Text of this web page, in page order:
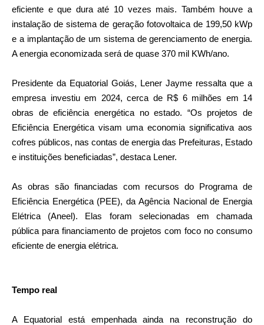
eficiente e que dura até 10 vezes mais. Também houve a
instalação de sistema de geração fotovoltaica de 199,50 kWp
e a implantação de um sistema de gerenciamento de energia.
A energia economizada será de quase 370 mil KWh/ano.
Presidente da Equatorial Goiás, Lener Jayme ressalta que a
empresa investiu em 2024, cerca de R$ 6 milhões em 14
obras de eficiência energética no estado. “Os projetos de
Eficiência Energética visam uma economia significativa aos
cofres públicos, nas contas de energia das Prefeituras, Estado
e instituições beneficiadas”, destaca Lener.
As obras são financiadas com recursos do Programa de
Eficiência Energética (PEE), da Agência Nacional de Energia
Elétrica (Aneel). Elas foram selecionadas em chamada
pública para financiamento de projetos com foco no consumo
eficiente de energia elétrica.
Tempo real
A Equatorial está empenhada ainda na reconstrução do